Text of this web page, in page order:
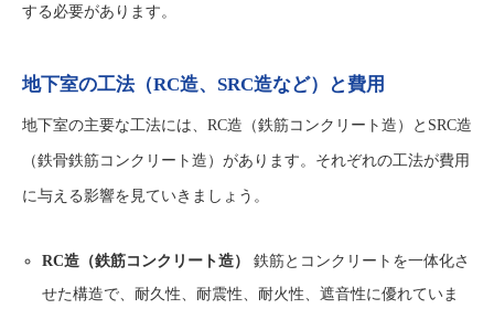
する必要があります。
地下室の工法（RC造、SRC造など）と費用
地下室の主要な工法には、RC造（鉄筋コンクリート造）とSRC造
（鉄骨鉄筋コンクリート造）があります。それぞれの工法が費用
に与える影響を見ていきましょう。
RC造（鉄筋コンクリート造）
鉄筋とコンクリートを一体化さ
せた構造で、耐久性、耐震性、耐火性、遮音性に優れていま